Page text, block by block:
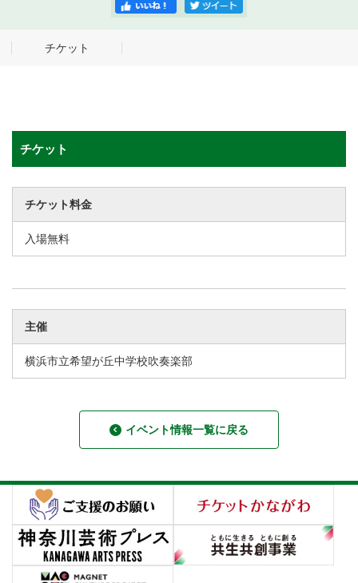
チケット
チケット
チケット料金
入場無料
主催
横浜市立希望が丘中学校吹奏楽部
イベント情報一覧に戻る